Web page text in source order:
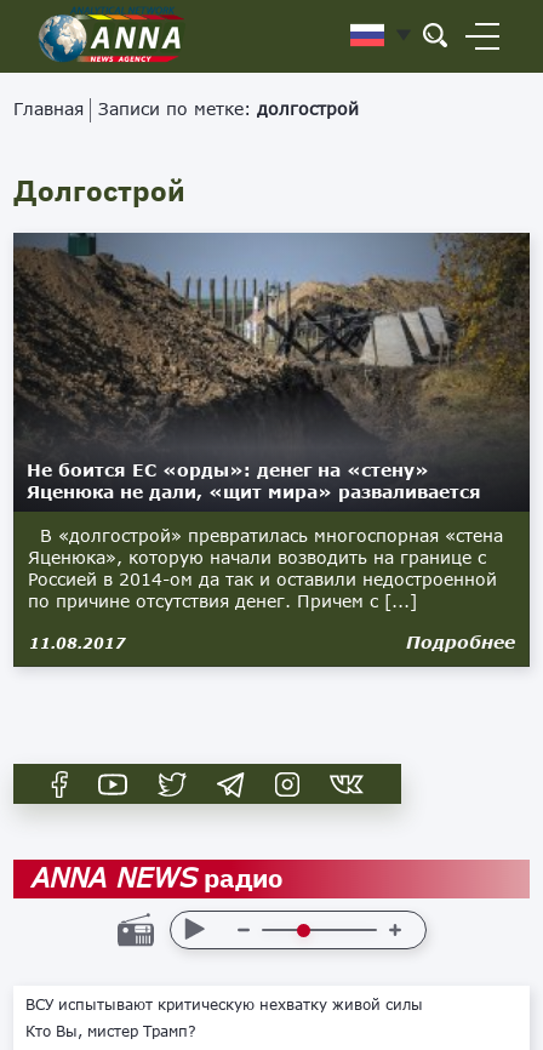
Главная Записи по метке:долгострой
Долгострой
Не боится ЕС «орды»: денег на «стену»
Яценюка не дали, «щит мира» разваливается
В «долгострой» превратилась многоспорная «стена
Яценюка», которую начали возводить на границе с
Россией в 2014-ом да так и оставили недостроенной
по причине отсутствия денег. Причем с [...]
11.08.2017 Подробнее
ANNA NEWSрадио
ВСУ испытывают критическую нехватку живой силы
Кто Вы, мистер Трамп?